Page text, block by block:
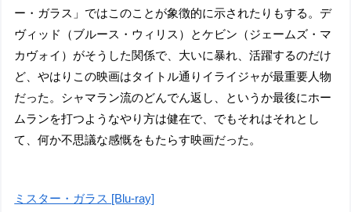
ー・ガラス」ではこのことが象徴的に示されたりもする。デ
ヴィッド（ブルース・ウィリス）とケビン（ジェームズ・マ
カヴォイ）がそうした関係で、大いに暴れ、活躍するのだけ
ど、やはりこの映画はタイトル通りイライジャが最重要人物
だった。シャマラン流のどんでん返し、というか最後にホー
ムランを打つようなやり方は健在で、でもそれはそれとし
て、何か不思議な感慨をもたらす映画だった。
ミスター・ガラス [Blu-ray]